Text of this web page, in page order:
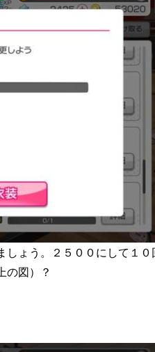
ょう。２５００にして１０
の図）？